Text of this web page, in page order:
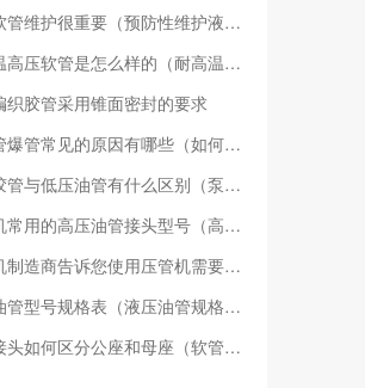
护很重要（预防性维护液压软管的好处）
软管是怎么样的（耐高温高压软管相关技术指标）
织胶管采用锥面密封的要求
常见的原因有哪些（如何预防挖机液压油管爆管？）
低压油管有什么区别（泵管高压管和低压管区别）
的高压油管接头型号（高压软管接头型号有哪些）
造商告诉您使用压管机需要主要哪些事项
型号规格表（液压油管规格型号详解）
何区分公座和母座（软管接头怎么区分公母）